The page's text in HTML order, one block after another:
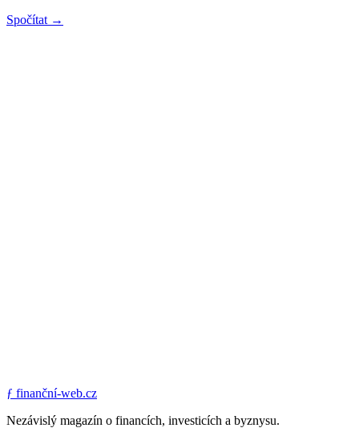
Spočítat →
ƒ finanční-web.cz
Nezávislý magazín o financích, investicích a byznysu.